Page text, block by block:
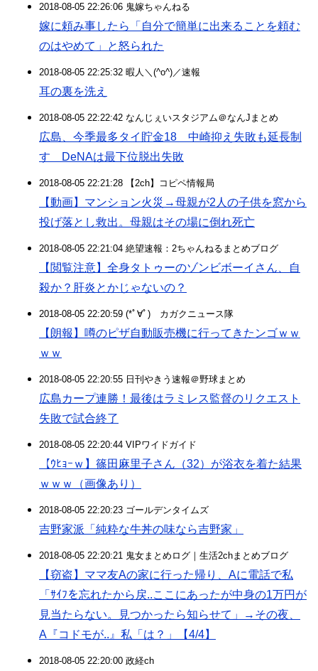
2018-08-05 22:26:06 鬼嫁ちゃんねる
嫁に頼み事したら「自分で簡単に出来ることを頼む
のはやめて」と怒られた
2018-08-05 22:25:32 暇人＼(^o^)／速報
耳の裏を洗え
2018-08-05 22:22:42 なんじぇいスタジアム＠なんJまとめ
広島、今季最多タイ貯金18 中崎抑え失敗も延長制
す DeNAは最下位脱出失敗
2018-08-05 22:21:28 【2ch】コピペ情報局
【動画】マンション火災→母親が2人の子供を窓から
投げ落とし救出。母親はその場に倒れ死亡
2018-08-05 22:21:04 絶望速報：2ちゃんねるまとめブログ
【閲覧注意】全身タトゥーのゾンビボーイさん、自
殺か？肝炎とかじゃないの？
2018-08-05 22:20:59 (*ﾟ∀ﾟ)ゞカガクニュース隊
【朗報】噂のピザ自動販売機に行ってきたンゴｗｗ
ｗｗ
2018-08-05 22:20:55 日刊やきう速報＠野球まとめ
広島カープ連勝！最後はラミレス監督のリクエスト
失敗で試合終了
2018-08-05 22:20:44 VIPワイドガイド
【ｳﾋｮｰｗ】篠田麻里子さん（32）が浴衣を着た結果
ｗｗｗ（画像あり）
2018-08-05 22:20:23 ゴールデンタイムズ
吉野家派「純粋な牛丼の味なら吉野家」
2018-08-05 22:20:21 鬼女まとめログ｜生活2chまとめブログ
【窃盗】ママ友Aの家に行った帰り、Aに電話で私
「ｻｲﾌを忘れたから戻..ここにあったが中身の1万円が
見当たらない。見つかったら知らせて」→その夜、
A『コドモが..』私「は？」【4/4】
2018-08-05 22:20:00 政経ch